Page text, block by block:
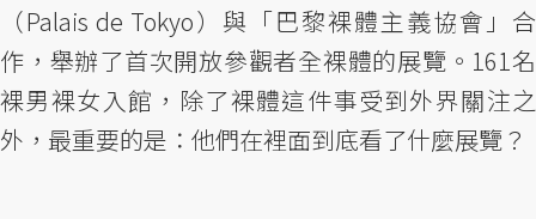
（Palais de Tokyo）與「巴黎裸體主義協會」合
作，舉辦了首次開放參觀者全裸體的展覽。161名
裸男裸女入館，除了裸體這件事受到外界關注之
外，最重要的是：他們在裡面到底看了什麼展覽？